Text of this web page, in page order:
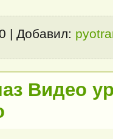
| Добавил:
Видео